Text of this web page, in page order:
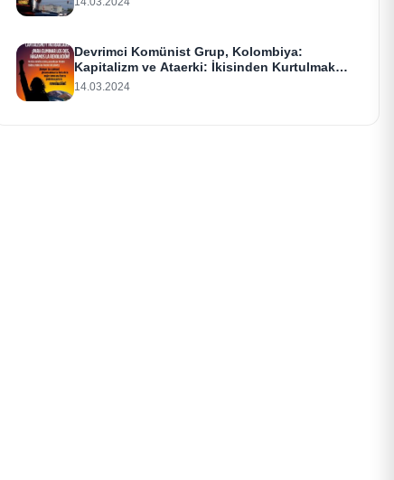
Devrimci Komünist Grup, Kolombiya:
Kapitalizm ve Ataerki: İkisinden Kurtulmak
İçin Devrim Yapalım!
14.03.2024